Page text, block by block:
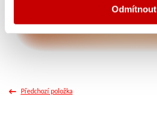
Odmítnout
Předchozí položka